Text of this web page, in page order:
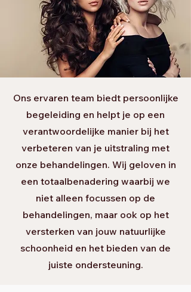
Ons ervaren team biedt persoonlijke
begeleiding en helpt je op een
verantwoordelijke manier bij het
verbeteren van je uitstraling met
onze behandelingen. Wij geloven in
een totaalbenadering waarbij we
niet alleen focussen op de
behandelingen, maar ook op het
versterken van jouw natuurlijke
schoonheid en het bieden van de
juiste ondersteuning.